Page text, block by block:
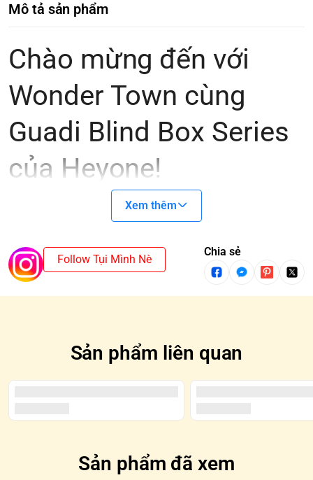
Mô tả sản phẩm
Chào mừng đến với
Wonder Town cùng
Guadi Blind Box Series
của Heyone!
Hãy sẵn sàng cho hành trình phiêu lưu đầy ắp niềm vui và
bất ngờ cùng Guadi Blind Box Series - bộ sưu tập đồ chơi
Là fan hâm mộ của Heyone, bạn sẽ không thể bỏ qua bộ
sưu tập Guadi Blind Box Series với 11 nhân vật ngộ nghĩnh,
đáng yêu được thiết kế theo phong cách đặc trưng của
thương hiệu: những bé trai, bé gái với đôi mắt to tròn, làn da
hẹn sẽ mang đến cho bạn những giây phút khám phá đầy
Thông tin sản phẩm:
Điều gì khiến Guadi Blind Box Series trở nên đặc biệt?
Xem thêm
Follow Tụi Mình Nè
Chia sẻ
Sản phẩm liên quan
Sản phẩm đã xem